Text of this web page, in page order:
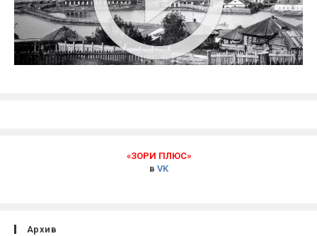
«ЗОРИ ПЛЮС»
в VK
Архив